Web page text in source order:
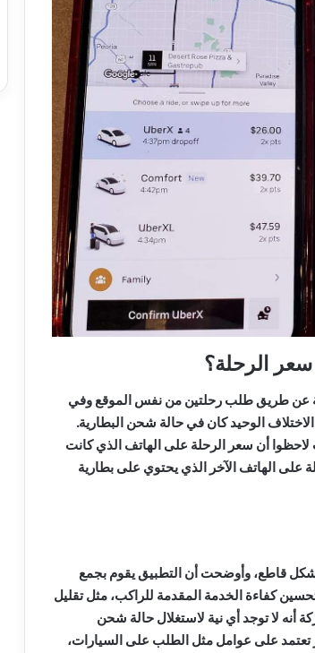
الرحلة؟
عن طريق طلب رحلتين من نفس الموقع وفي
الوحيد كان في حالة شحن البطارية.
لاحظوا أن سعر الرحلة على الهاتف الذي كانت
على الهاتف الآخر الذي يحتوي على بطارية
قاطع، وأوضحت أن التطبيق يقوم بجمع
كفاءة الخدمة المقدمة للراكب، مثل تقليل
أنه لا توجد أي نية لاستغلال حالة شحن
تعتمد على عوامل مثل الطلب على السيارات،